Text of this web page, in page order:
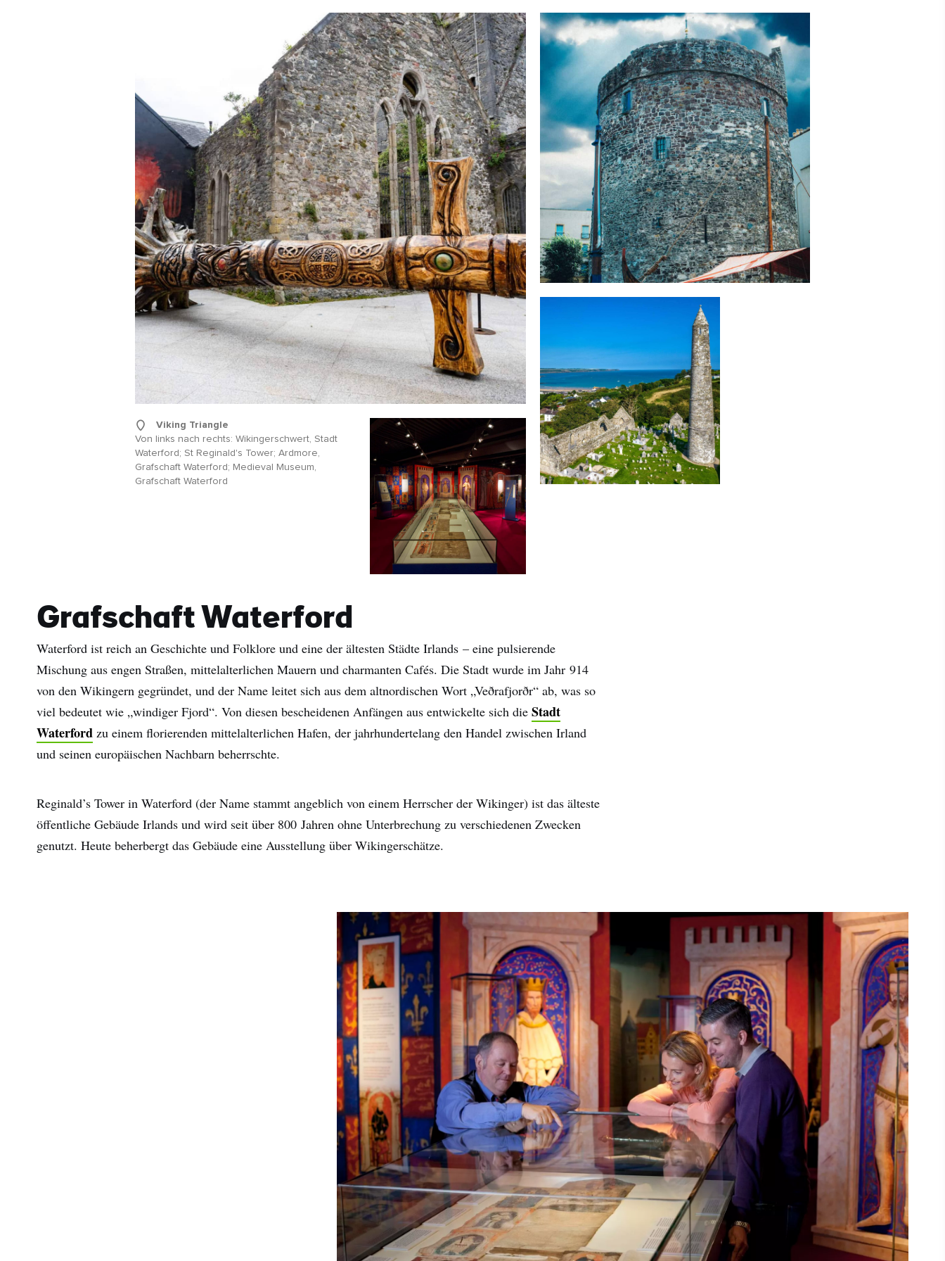
Nachname
Mit der Anmeldung erkläre ich mich damit einverstanden,
personalisierte E-Mails zu erhalten. Diese basieren auf meiner
Nutzung der Website und E-Mails von Tourism Ireland sowie meiner
Interaktion mit Werbung von Tourism Ireland auf anderen Websites,
Cookies und Pixeln. Sie können Ihre Einwilligung jederzeit widerrufen -
klicken Sie einfach auf "Abmelden" in unseren E-Mails. Weitere
Informationen darüber, wie wir Ihre persönlichen Daten verwenden,
finden Sie in unsererDatenschutzrichtlinie .
Anmelden
Viking Triangle
Von links nach rechts: Wikingerschwert, Stadt
Waterford; St Reginald's Tower; Ardmore,
Grafschaft Waterford; Medieval Museum,
Grafschaft Waterford
Grafschaft Waterford
Waterford ist reich an Geschichte und Folklore und eine der ältesten Städte Irlands – eine pulsierende
Mischung aus engen Straßen, mittelalterlichen Mauern und charmanten Cafés. Die Stadt wurde im Jahr 914
von den Wikingern gegründet, und der Name leitet sich aus dem altnordischen Wort „Veðrafjorðr“ ab, was so
viel bedeutet wie „windiger Fjord“. Von diesen bescheidenen Anfängen aus entwickelte sich die Stadt
Waterford zu einem florierenden mittelalterlichen Hafen, der jahrhundertelang den Handel zwischen Irland
und seinen europäischen Nachbarn beherrschte.
Reginald’s Tower in Waterford (der Name stammt angeblich von einem Herrscher der Wikinger) ist das älteste
öffentliche Gebäude Irlands und wird seit über 800 Jahren ohne Unterbrechung zu verschiedenen Zwecken
genutzt. Heute beherbergt das Gebäude eine Ausstellung über Wikingerschätze.